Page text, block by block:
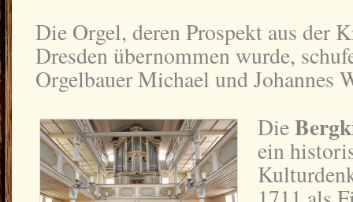
Die Orgel, deren Prospekt aus der
Dresden übernommen wurde,
Orgelbauer Michael und Johannes
Die
ein